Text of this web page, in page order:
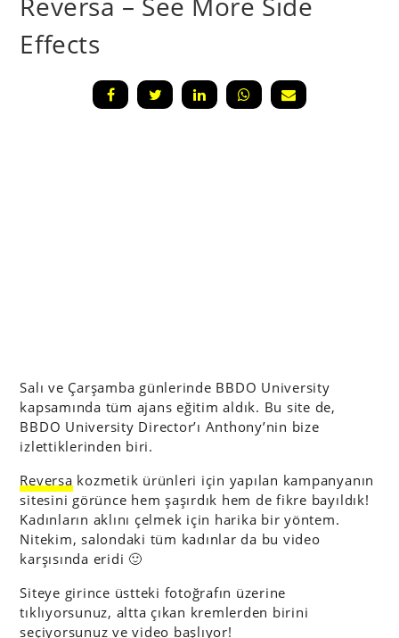
Effects
Salı ve Çarşamba günlerinde BBDO University
kapsamında tüm ajans eğitim aldık. Bu site de,
BBDO University Director’ı Anthony’nin bize
izlettiklerinden biri.
Reversa kozmetik ürünleri için yapılan kampanyanın
sitesini görünce hem şaşırdık hem de fikre bayıldık!
Kadınların aklını çelmek için harika bir yöntem.
Nitekim, salondaki tüm kadınlar da bu video
karşısında eridi 🙂
Siteye girince üstteki fotoğrafın üzerine
tıklıyorsunuz, altta çıkan kremlerden birini
seçiyorsunuz ve video başlıyor!